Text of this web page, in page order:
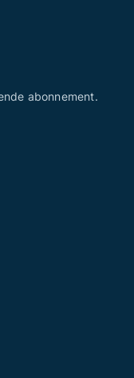
abonnement.